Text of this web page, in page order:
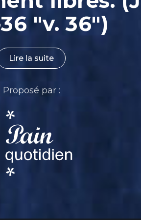
"v. 36")
Lire la suite
Proposé par :